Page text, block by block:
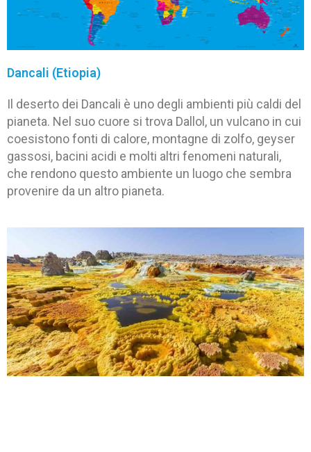
Dancali (Etiopia)
Il deserto dei Dancali è uno degli ambienti più caldi del
pianeta. Nel suo cuore si trova Dallol, un vulcano in cui
coesistono fonti di calore, montagne di zolfo, geyser
gassosi, bacini acidi e molti altri fenomeni naturali,
che rendono questo ambiente un luogo che sembra
provenire da un altro pianeta.